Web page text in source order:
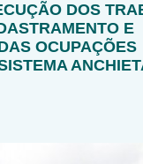
DOS
E
OCUPAÇÕES